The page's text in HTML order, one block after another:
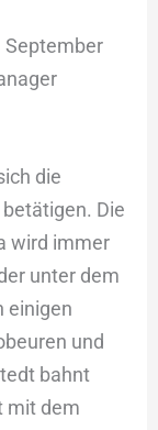
September
die
Die
wird immer
unter dem
einigen
und
bahnt
mit dem